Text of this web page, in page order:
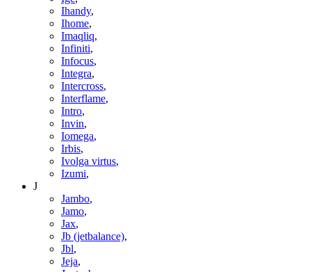
Ihandy,
Ihome,
Imaqliq,
Infiniti,
Infocus,
Integra,
Intercross,
Interflame,
Intro,
Invin,
Iomega,
Irbis,
Ivolga virtus,
Izumi,
J
Jambo,
Jamo,
Jax,
Jb (jetbalance),
Jbl,
Jeja,